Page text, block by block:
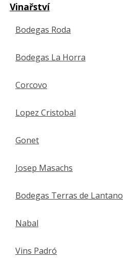
Vinařství
Bodegas Roda
Bodegas La Horra
Corcovo
Lopez Cristobal
Gonet
Josep Masachs
Bodegas Terras de Lantano
Nabal
Vins Padró